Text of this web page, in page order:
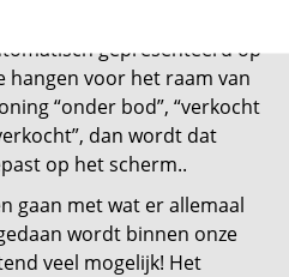
wordt de woning met alle
gepresenteerd op
hangen voor het raam van
“onder bod”, “verkocht
dan wordt dat
op het scherm..
gaan met wat er allemaal
wordt binnen onze
veel mogelijk! Het